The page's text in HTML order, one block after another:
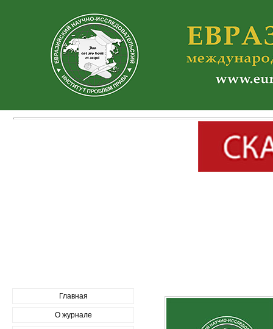
Главная
О журнале